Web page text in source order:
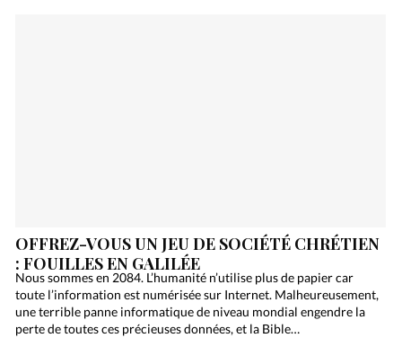
OFFREZ-VOUS UN JEU DE SOCIÉTÉ CHRÉTIEN
: FOUILLES EN GALILÉE
Nous sommes en 2084. L’humanité n’utilise plus de papier car
toute l’information est numérisée sur Internet. Malheureusement,
une terrible panne informatique de niveau mondial engendre la
perte de toutes ces précieuses données, et la Bible…